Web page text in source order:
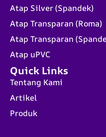
Quick Links
Tentang Kami
Artikel
Produk
Atap Silver (Spandek)
Atap Transparan (Roma)
Atap Transparan
Atap uPVC